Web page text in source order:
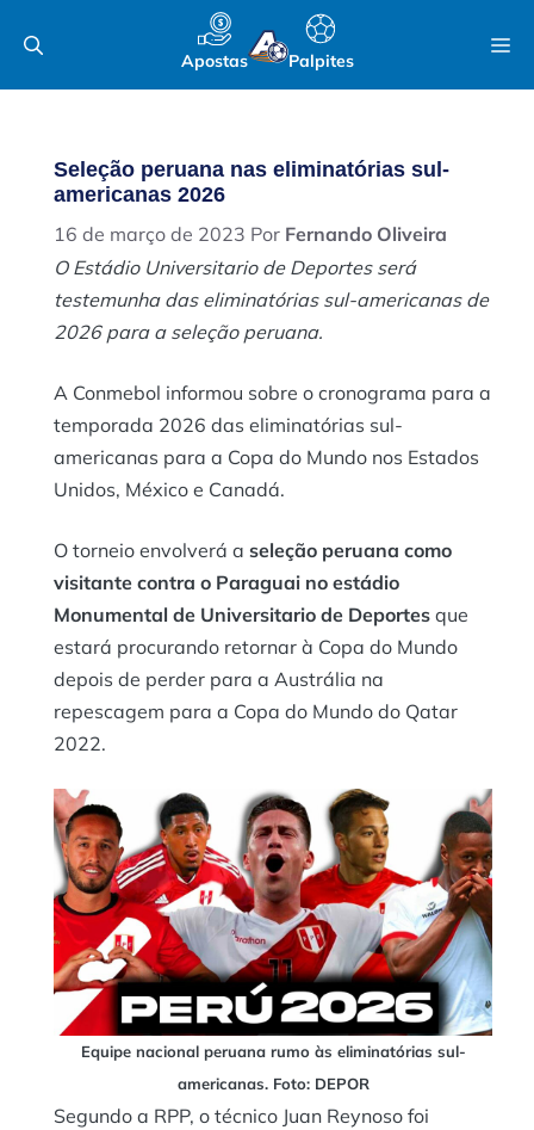
para
Apostas Palpites
Seleção peruana nas eliminatórias sul-
americanas 2026
16 de março de 2023 Por Fernando Oliveira
O Estádio Universitario de Deportes será
testemunha das eliminatórias sul-americanas de
2026 para a seleção peruana.
A Conmebol informou sobre o cronograma para a
temporada 2026 das eliminatórias sul-
americanas para a Copa do Mundo nos Estados
Unidos, México e Canadá.
O torneio envolverá a seleção peruana como
visitante contra o Paraguai no estádio
Monumental de Universitario de Deportes que
estará procurando retornar à Copa do Mundo
depois de perder para a Austrália na
repescagem para a Copa do Mundo do Qatar
2022.
Equipe nacional peruana rumo às eliminatórias sul-
americanas. Foto: DEPOR
Segundo a RPP, o técnico Juan Reynoso foi